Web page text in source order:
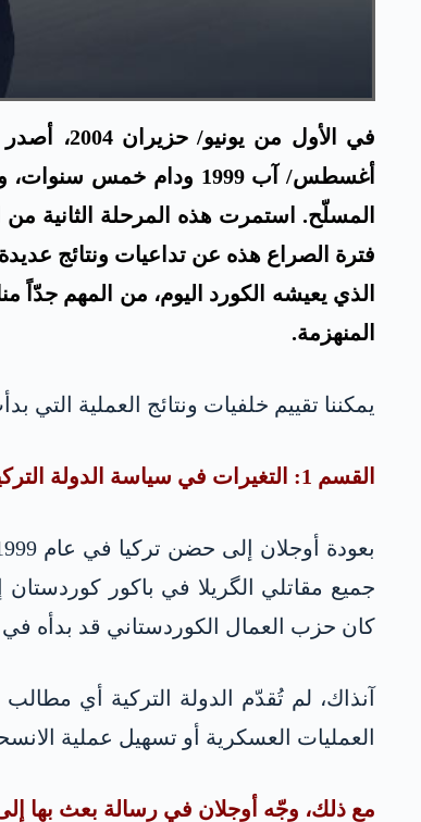
في
الذي يعيشه الكورد اليوم، من المهم
المنهزمة.
يمكننا تقييم خلفيات ونتائج العملية التي بدأت في الأول من حزيران 2004 بين حزب العمال
القسم 1: التغيرات في سياسة الدولة التركية في الشرق الأوسط وقفزة الأول من حزيران لحزب العمال الكوردستاني
جميع مقاتلي الگريلا في باكور
كان حزب العمال الكوردستاني قد بدأه في عام
آنذاك، لم تُقدّم الدولة التركية أي
العمليات العسكرية أو تسهيل عملية
مع ذلك، وجّه أوجلان في رسالة بعث بها إلى